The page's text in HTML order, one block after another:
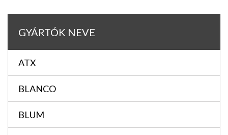
GYÁRTÓK NEVE
ATX
BLANCO
BLUM